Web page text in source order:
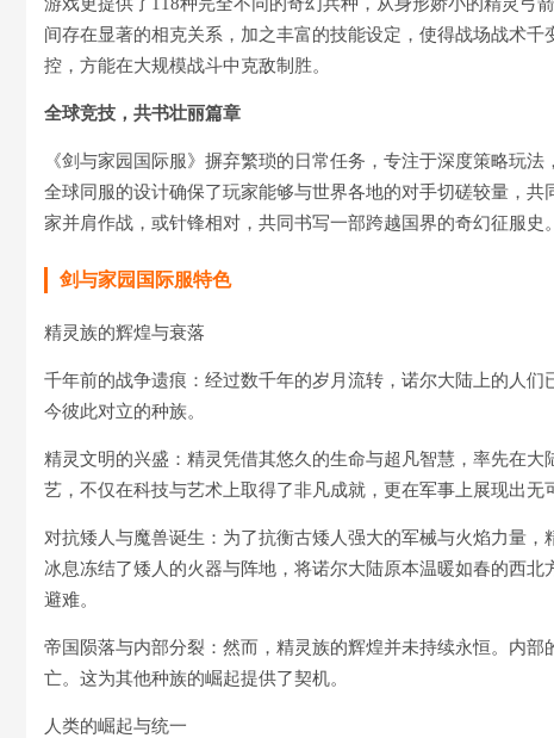
间存在显著的相克关系，加之丰富的技能设定，使得战场战术
控，方能在大规模战斗中克敌制胜。
全球竞技，共书壮丽篇章
《剑与家园国际服》摒弃繁琐的日常任务，专注于深度策略玩
全球同服的设计确保了玩家能够与世界各地的对手切磋较量，
家并肩作战，或针锋相对，共同书写一部跨越国界的奇幻征服史。
剑与家园国际服特色
精灵族的辉煌与衰落
千年前的战争遗痕：经过数千年的岁月流转，诺尔大陆上的人
今彼此对立的种族。
精灵文明的兴盛：精灵凭借其悠久的生命与超凡智慧，率先在
艺，不仅在科技与艺术上取得了非凡成就，更在军事上展现出无
对抗矮人与魔兽诞生：为了抗衡古矮人强大的军械与火焰力量
冰息冻结了矮人的火器与阵地，将诺尔大陆原本温暖如春的西
避难。
帝国陨落与内部分裂：然而，精灵族的辉煌并未持续永恒。内
亡。这为其他种族的崛起提供了契机。
人类的崛起与统一